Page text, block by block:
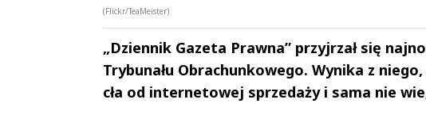
(Flickr/TeaMeister)
„Dziennik Gazeta Prawna” przyjrzał się
Trybunału Obrachunkowego. Wynika z
cła od internetowej sprzedaży i sama nie
Andrzej i Marta
Marta i Andrzej